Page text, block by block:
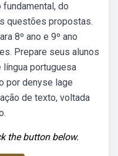
do
questões propostas.
8º ano e 9º ano
Prepare seus alunos
portuguesa
por denyse lage
de texto, voltada
the button below.